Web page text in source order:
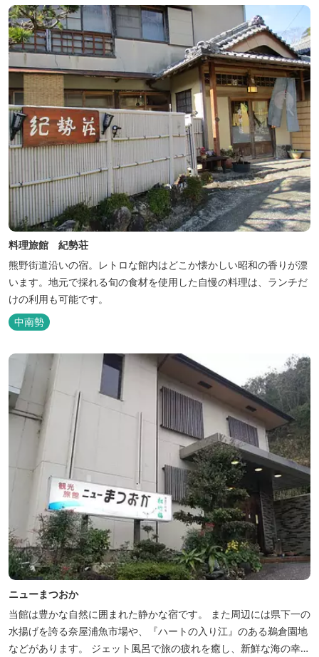
す。
料理旅館 紀勢荘
熊野街道沿いの宿。レトロな館内はどこか懐かしい昭和の香りが漂
います。地元で採れる旬の食材を使用した自慢の料理は、ランチだ
けの利用も可能です。
中南勢
ニューまつおか
当館は豊かな自然に囲まれた静かな宿です。 また周辺には県下一の
水揚げを誇る奈屋浦魚市場や、『ハートの入り江』のある鵜倉園地
などがあります。 ジェット風呂で旅の疲れを癒し、新鮮な海の幸を